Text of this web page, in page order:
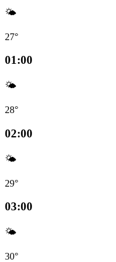
🌤️
27°
01:00
🌤️
28°
02:00
🌤️
29°
03:00
🌤️
30°